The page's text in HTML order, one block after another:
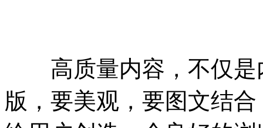
高质量内容，不仅是
版，要美观，要图文结